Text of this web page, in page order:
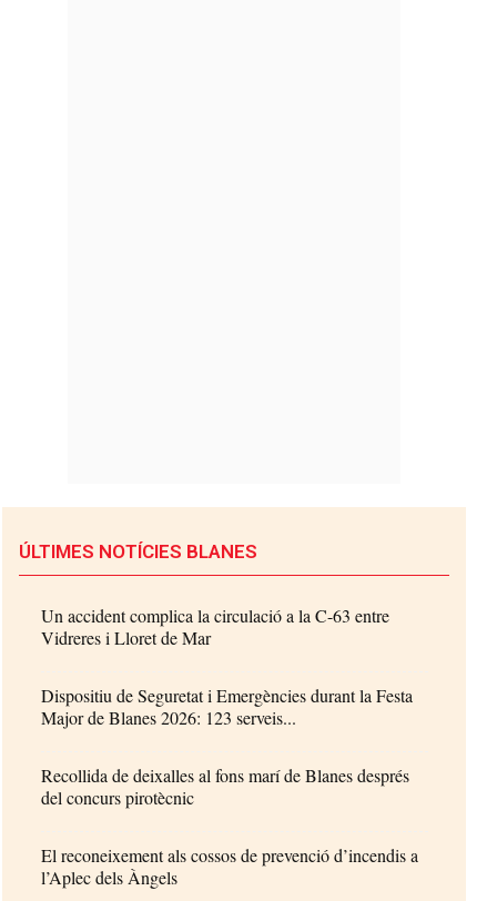
ÚLTIMES NOTÍCIES BLANES
Un accident complica la circulació a la C-63 entre
Vidreres i Lloret de Mar
Dispositiu de Seguretat i Emergències durant la Festa
Major de Blanes 2026: 123 serveis...
Recollida de deixalles al fons marí de Blanes després
del concurs pirotècnic
El reconeixement als cossos de prevenció d’incendis a
l’Aplec dels Àngels